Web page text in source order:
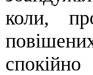
коли,